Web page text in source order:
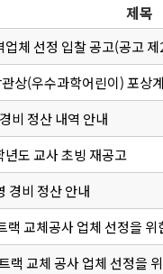
제목
체 선정 입찰 공고(공고
상(우수과학어린이) 포상
비 정산 내역 안내
도 교사 초빙 재공고
경비 정산 안내
교체공사 업체 선정을 위
랙 교체 공사 업체 선정을